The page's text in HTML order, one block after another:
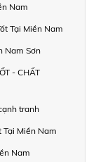
Nam
Tại Miền Nam
Nam Sơn
- CHẤT
tranh
Tại Miền Nam
Nam